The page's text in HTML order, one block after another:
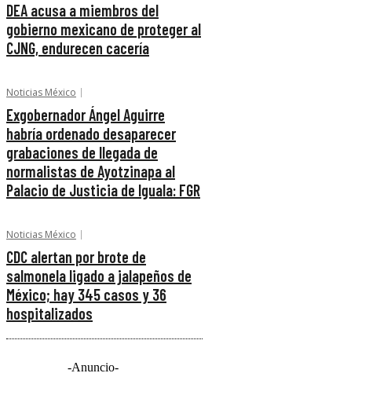
DEA acusa a miembros del
gobierno mexicano de proteger al
CJNG, endurecen cacería
Noticias México
Exgobernador Ángel Aguirre
habría ordenado desaparecer
grabaciones de llegada de
normalistas de Ayotzinapa al
Palacio de Justicia de Iguala: FGR
Noticias México
CDC alertan por brote de
salmonela ligado a jalapeños de
México; hay 345 casos y 36
hospitalizados
-Anuncio-